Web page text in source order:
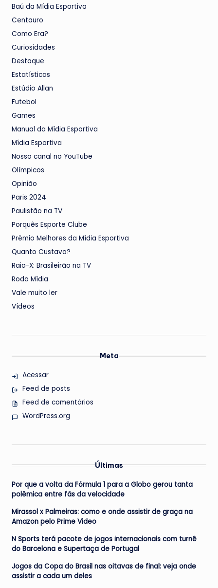
Baú da Mídia Esportiva
Centauro
Como Era?
Curiosidades
Destaque
Estatísticas
Estúdio Allan
Futebol
Games
Manual da Mídia Esportiva
Mídia Esportiva
Nosso canal no YouTube
Olímpicos
Opinião
Paris 2024
Paulistão na TV
Porquês Esporte Clube
Prêmio Melhores da Mídia Esportiva
Quanto Custava?
Raio-X: Brasileirão na TV
Roda Mídia
Vale muito ler
Vídeos
Meta
Acessar
Feed de posts
Feed de comentários
WordPress.org
Últimas
Por que a volta da Fórmula 1 para a Globo gerou tanta
polêmica entre fãs da velocidade
Mirassol x Palmeiras: como e onde assistir de graça na
Amazon pelo Prime Video
N Sports terá pacote de jogos internacionais com turnê
do Barcelona e Supertaça de Portugal
Jogos da Copa do Brasil nas oitavas de final: veja onde
assistir a cada um deles